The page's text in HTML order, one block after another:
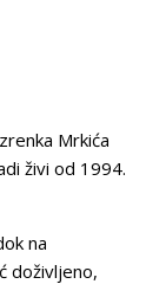
Mrkića
živi od 1994.
na
doživljeno,